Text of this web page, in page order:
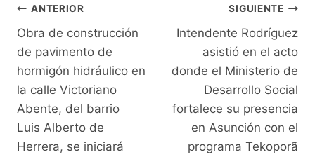
Navegación
de
entradas
ANTERIOR
Obra de construcción
de pavimento de
hormigón hidráulico en
la calle Victoriano
Abente, del barrio
Luis Alberto de
Herrera, se iniciará
SIGUIENTE
Intendente Rodríguez
asistió en el acto
donde el Ministerio de
Desarrollo Social
fortalece su presencia
en Asunción con el
programa Tekoporã